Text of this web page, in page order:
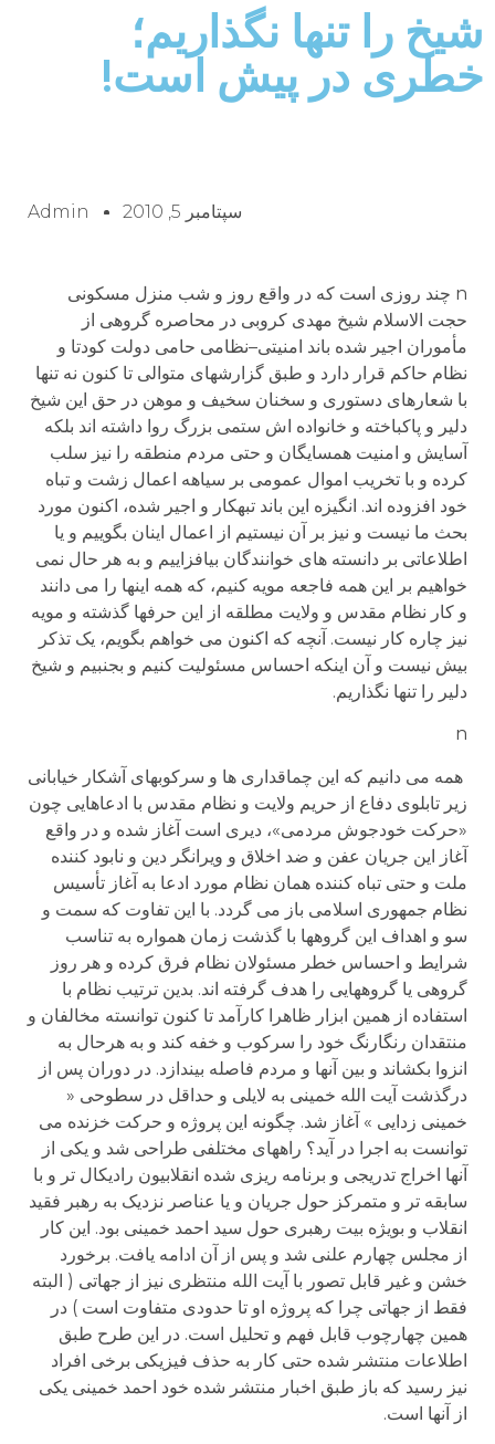
شیخ را تنها نگذاریم؛
خطری در پیش است!
سپتامبر 5, 2010 Admin
n چند روزی است که در واقع روز و شب منزل مسکونی
حجت الاسلام شیخ مهدی کروبی در محاصره گروهی از
مأموران اجیر شده باند امنیتی–نظامی حامی دولت کودتا و
نظام حاکم قرار دارد و طبق گزارشهای متوالی تا کنون نه تنها
با شعارهای دستوری و سخنان سخیف و موهن در حق این شیخ
دلیر و پاکباخته و خانواده اش ستمی بزرگ روا داشته اند بلکه
آسایش و امنیت همسایگان و حتی مردم منطقه را نیز سلب
کرده و با تخریب اموال عمومی بر سیاهه اعمال زشت و تباه
خود افزوده اند. انگیزه این باند تبهکار و اجیر شده، اکنون مورد
بحث ما نیست و نیز بر آن نیستیم از اعمال اینان بگوییم و یا
اطلاعاتی بر دانسته های خوانندگان بیافزاییم و به هر حال نمی
خواهیم بر این همه فاجعه مویه کنیم، که همه اینها را می دانند
و کار نظام مقدس و ولایت مطلقه از این حرفها گذشته و مویه
نیز چاره کار نیست. آنچه که اکنون می خواهم بگویم، یک تذکر
بیش نیست و آن اینکه احساس مسئولیت کنیم و بجنبیم و شیخ
دلیر را تنها نگذاریم.
n
همه می دانیم که این چماقداری ها و سرکوبهای آشکار خیابانی
زیر تابلوی دفاع از حریم ولایت و نظام مقدس با ادعاهایی چون
«حرکت خودجوش مردمی»، دیری است آغاز شده و در واقع
آغاز این جریان عفن و ضد اخلاق و ویرانگر دین و نابود کننده
ملت و حتی تباه کننده همان نظام مورد ادعا به آغاز تأسیس
نظام جمهوری اسلامی باز می گردد. با این تفاوت که سمت و
سو و اهداف این گروهها با گذشت زمان همواره به تناسب
شرایط و احساس خطر مسئولان نظام فرق کرده و هر روز
گروهی یا گروههایی را هدف گرفته اند. بدین ترتیب نظام با
استفاده از همین ابزار ظاهرا کارآمد تا کنون توانسته مخالفان و
منتقدان رنگارنگ خود را سرکوب و خفه کند و به هرحال به
انزوا بکشاند و بین آنها و مردم فاصله بیندازد. در دوران پس از
درگذشت آیت الله خمینی به لایلی و حداقل در سطوحی «
خمینی زدایی » آغاز شد. چگونه این پروژه و حرکت خزنده می
توانست به اجرا در آید؟ راههای مختلفی طراحی شد و یکی از
آنها اخراج تدریجی و برنامه ریزی شده انقلابیون رادیکال تر و با
سابقه تر و متمرکز حول جریان و یا عناصر نزدیک به رهبر فقید
انقلاب و بویژه بیت رهبری حول سید احمد خمینی بود. این کار
از مجلس چهارم علنی شد و پس از آن ادامه یافت. برخورد
خشن و غیر قابل تصور با آیت الله منتظری نیز از جهاتی ( البته
فقط از جهاتی چرا که پروژه او تا حدودی متفاوت است ) در
همین چهارچوب قابل فهم و تحلیل است. در این طرح طبق
اطلاعات منتشر شده حتی کار به حذف فیزیکی برخی افراد
نیز رسید که باز طبق اخبار منتشر شده خود احمد خمینی یکی
از آنها است.